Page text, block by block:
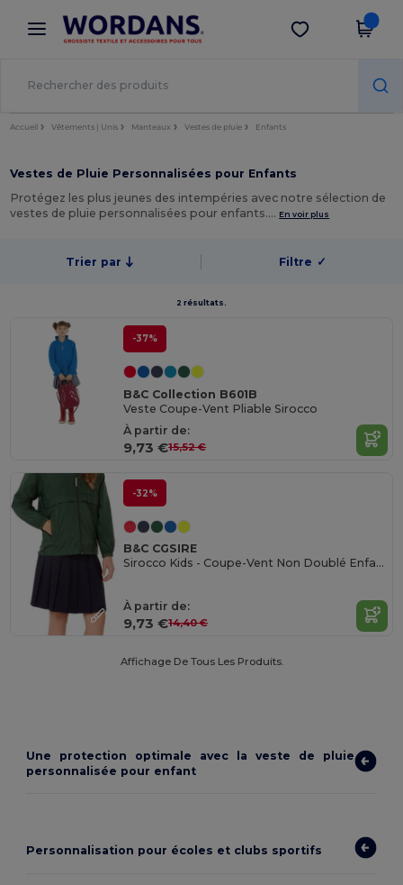
× Appli Wordans
Meilleurs prix sur l’app !
Obtenir l'appli
Accueil Vêtements | Unis Manteaux Vestes de pluie Enfants
Vestes de Pluie Personnalisées pour Enfants
Protégez les plus jeunes des intempéries avec notre sélection de
vestes de pluie personnalisées pour enfants.… En voir plus
Trier par Filtre ✓
2 résultats.
-37%
B&C Collection B601B
Veste Coupe-Vent Pliable Sirocco
À partir de:
9,73 €15,52 €
-32%
B&C CGSIRE
Sirocco Kids - Coupe-Vent Non Doublé Enfant
À partir de:
9,73 €14,40 €
Affichage De Tous Les Produits.
Une protection optimale avec la veste de pluie
personnalisée pour enfant
Personnalisation pour écoles et clubs sportifs